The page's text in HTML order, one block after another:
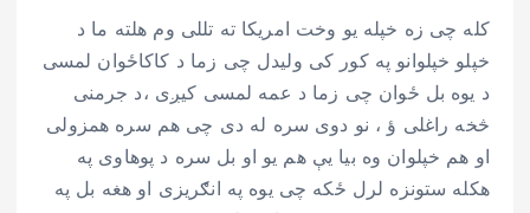
کله چی زه خپله یو وخت امریکا ته تللی وم هلته ما د
خپلو خپلوانو په کور کی ولیدل چی زما د کاکاځوان لمسی
د یوه بل ځوان چی زما د عمه لمسی کیږی ،د جرمنی
څخه راغلی ؤ ، نو دوی سره له دی چی هم سره همزولی
او هم خپلوان وه بیا یې هم یو او بل سره د پوهاوی په
هکله ستونزه لرل ځکه چی یوه په انګریزی او هغه بل په